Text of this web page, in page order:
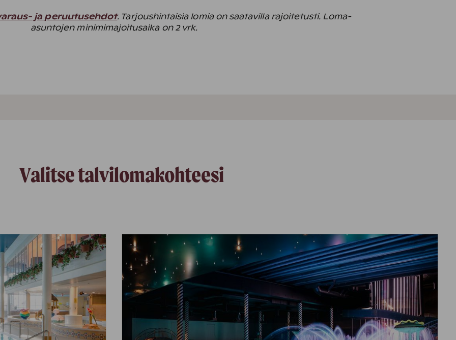
ja peruutusehdot. Tarjoushintaisia lomia on saatavilla rajoitetusti. Loma-
asuntojen minimimajoitusaika on 2 vrk.
Valitse talvilomakohteesi